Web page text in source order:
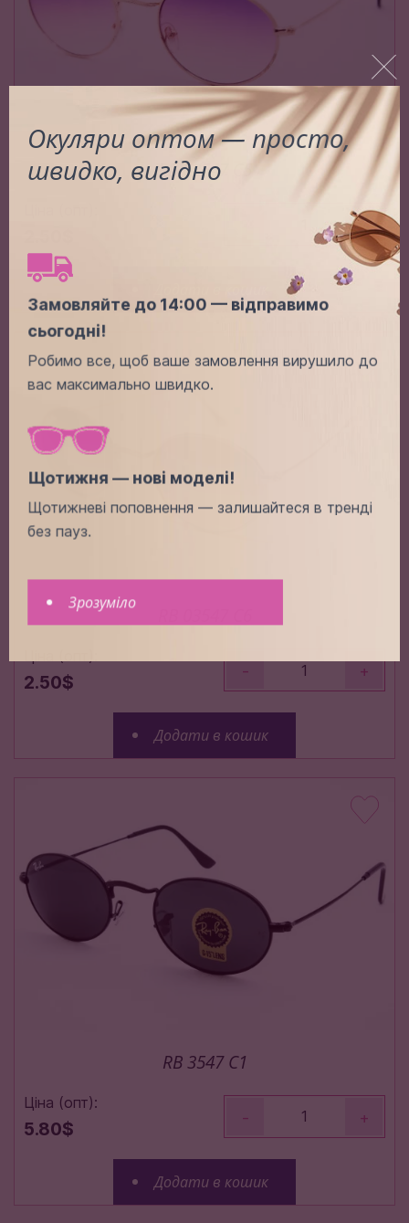
RB 03547 C5
+
2.50$
- +
Додати в кошик
RB 3547 C1
Ціна (опт):
5.80$
- +
Додати в кошик
Окуляри оптом — просто,
швидко, вигідно
Замовляйте до 14:00 — відправимо
сьогодні!
Робимо все, щоб ваше замовлення вирушило до
вас максимально швидко.
Щотижня — нові моделі!
Щотижневі поповнення — залишайтеся в тренді
без пауз.
Зрозуміло